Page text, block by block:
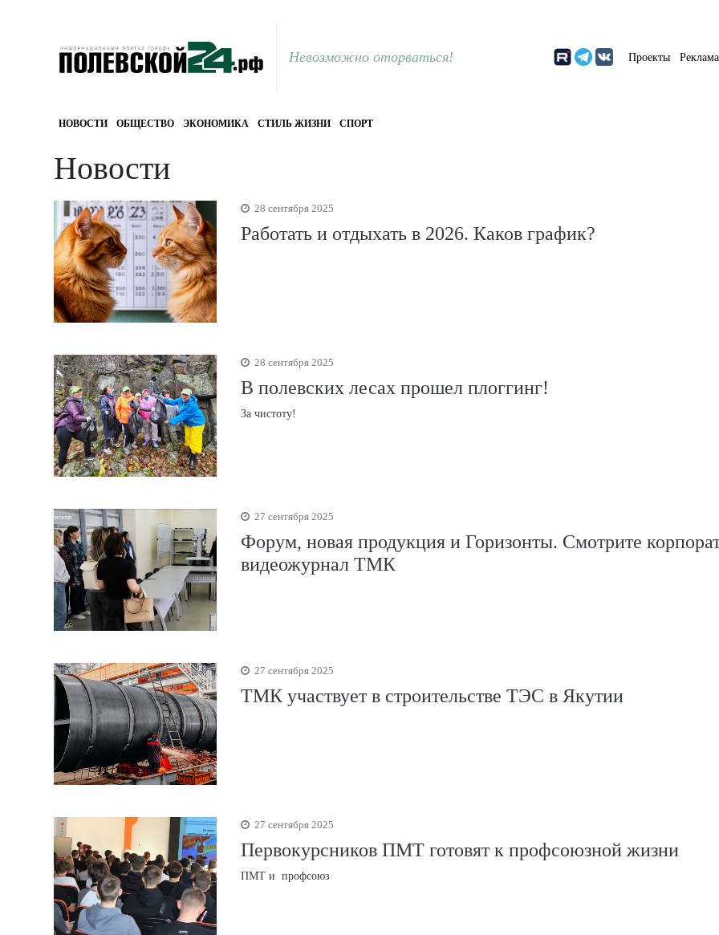
Невозможно оторваться! Проекты Реклама
НОВОСТИ ОБЩЕСТВО ЭКОНОМИКА СТИЛЬ ЖИЗНИ СПОРТ
Новости
28 сентября 2025
Работать и отдыхать в 2026. Каков график?
28 сентября 2025
В полевских лесах прошел плоггинг!
За чистоту!
27 сентября 2025
Форум, новая продукция и Горизонты. Смотрите
видеожурнал ТМК
27 сентября 2025
ТМК участвует в строительстве ТЭС в Якутии
27 сентября 2025
Первокурсников ПМТ готовят к профсоюзной жизни
ПМТ и профсоюз